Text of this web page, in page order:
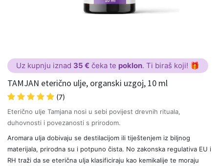
Uz kupnju iznad 35 € čeka te poklon. Ti biraš koji! 🎁
TAMJAN eterično ulje, organski uzgoj, 10 ml
(7)
Eterično ulje Tamjana nosi u sebi povijest drevnih rituala,
duhovnosti i povezanosti s prirodom.
Aromara ulja dobivaju se destilacijom ili tiještenjem iz biljnog
materijala, prirodna su i potpuno čista. No zakonska regulativa EU i
RH traži da se eterična ulja klasificiraju kao kemikalije te moraju